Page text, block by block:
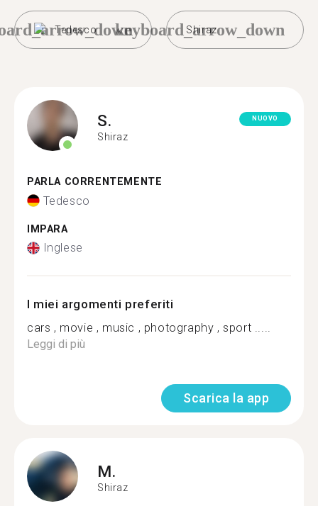
Tedesco Shiraz
keyboard_arrow_down
S.
Shiraz
NUOVO
PARLA CORRENTEMENTE
Tedesco
IMPARA
Inglese
I miei argomenti preferiti
cars , movie , music , photography , sport .....
Leggi di più
Scarica la app
M.
Shiraz